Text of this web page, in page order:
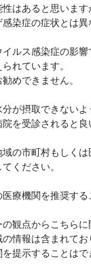
はあると思いま
染症の症状とは
ルス感染症の影
れています。
めできません。
が摂取できない
を受診されると良
の市町村もしく
ください。
療機関を推奨す
観点からこちら
情報は含まれて
提示することは